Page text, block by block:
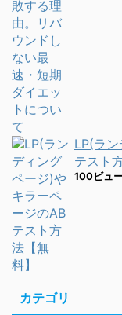
LP(ラ
テスト
100ビュ
カテゴリ